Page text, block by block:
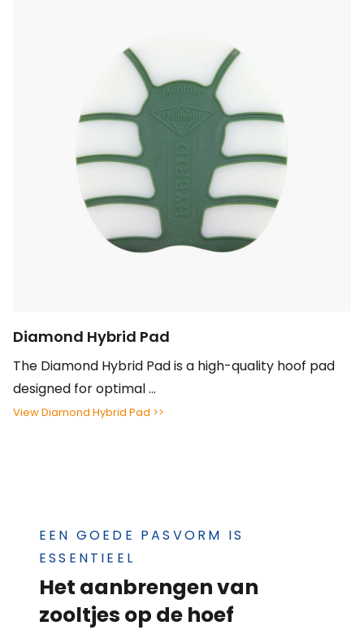
Diamond Hybrid Pad
The Diamond Hybrid Pad is a high-quality hoof pad
designed for optimal ...
View Diamond Hybrid Pad >>
EEN GOEDE PASVORM IS
ESSENTIEEL
Het aanbrengen van
zooltjes op de hoef